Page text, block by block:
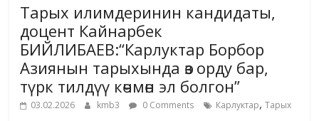
Тарых илимдеринин кандидаты,
доцент Кайнарбек
БИЙЛИБАЕВ:“Карлуктар Борбор
Азиянын тарыхында өз орду бар,
түрк тилдүү көчмөн эл болгон”
03.02.2026 kmb3 0 Comments Карлуктар,Тарых